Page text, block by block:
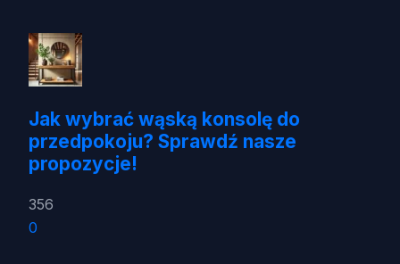
Jak wybrać wąską konsolę do
przedpokoju? Sprawdź nasze
propozycje!
356
0